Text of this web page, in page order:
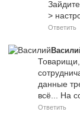
>
Ответить
Товарищи,
данные
всё... На
Ответить